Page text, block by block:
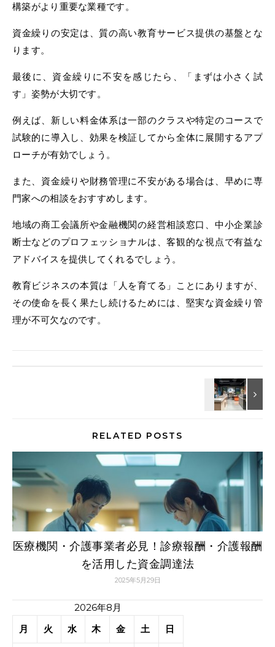
構築がより重要な業種です。
資金繰りの安定は、質の高い教育サービス提供の基盤とな
ります。
最後に、資金繰りに不安を感じたら、「まずは小さく試
す」姿勢が大切です。
例えば、新しい料金体系は一部のクラスや特定のコースで
試験的に導入し、効果を検証してから全体に展開するアプ
ローチが有効でしょう。
また、資金繰りや財務管理に不安がある場合は、早めに専
門家への相談をおすすめします。
地域の商工会議所や金融機関の経営相談窓口、中小企業診
断士などのプロフェッショナルは、客観的な視点で有益な
アドバイスを提供してくれるでしょう。
教育ビジネスの本質は「人を育てる」ことにありますが、
その使命を長く果たし続けるためには、堅実な資金繰り管
理が不可欠なのです。
RELATED POSTS
医療機関・介護事業者必見！診療報酬・介護報酬
を活用した資金調達法
2025年5月29日
2026年8月
月
火 水 木 金 土 日